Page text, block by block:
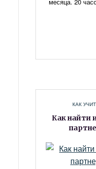
КАК
Как найти